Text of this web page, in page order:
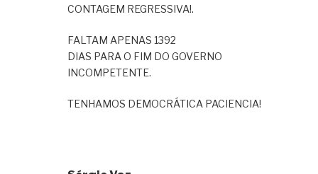
CONTAGEM REGRESSIVA!.
FALTAM APENAS 1392
DIAS PARA O FIM DO GOVERNO
INCOMPETENTE.
TENHAMOS DEMOCRÁTICA PACIENCIA!